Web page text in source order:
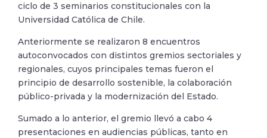
ciclo de 3 seminarios constitucionales con la
Universidad Católica de Chile.
Anteriormente se realizaron 8 encuentros
autoconvocados con distintos gremios sectoriales y
regionales, cuyos principales temas fueron el
principio de desarrollo sostenible, la colaboración
público-privada y la modernización del Estado.
Sumado a lo anterior, el gremio llevó a cabo 4
presentaciones en audiencias públicas, tanto en